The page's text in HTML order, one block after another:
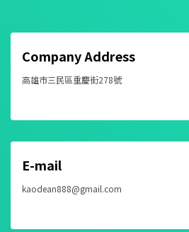
Company Address
高雄市三民區重慶街278號
E-mail
kaodean888@gmail.com